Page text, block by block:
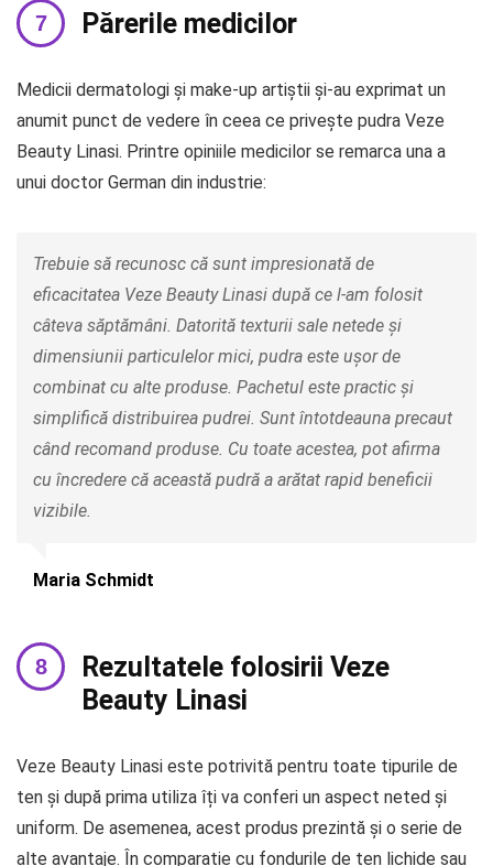
Părerile medicilor
Medicii dermatologi și make-up artiștii și-au exprimat un
anumit punct de vedere în ceea ce privește pudra Veze
Beauty Linasi. Printre opiniile medicilor se remarca una a
unui doctor German din industrie:
Trebuie să recunosc că sunt impresionată de
eficacitatea Veze Beauty Linasi după ce l-am folosit
câteva săptămâni. Datorită texturii sale netede și
dimensiunii particulelor mici, pudra este ușor de
combinat cu alte produse. Pachetul este practic și
simplifică distribuirea pudrei. Sunt întotdeauna precaut
când recomand produse. Cu toate acestea, pot afirma
cu încredere că această pudră a arătat rapid beneficii
vizibile.
Maria Schmidt
Rezultatele folosirii Veze
Beauty Linasi
Veze Beauty Linasi este potrivită pentru toate tipurile de
ten și după prima utiliza îți va conferi un aspect neted și
uniform. De asemenea, acest produs prezintă și o serie de
alte avantaje. În comparație cu fondurile de ten lichide sau